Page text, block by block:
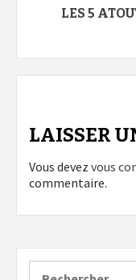
LES 5
LAISSER
Vous devez vous
commentaire.